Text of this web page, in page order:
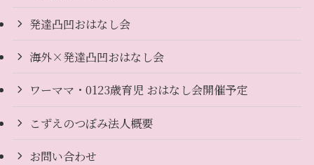
発達凸凹おはなし会
海外×発達凸凹おはなし会
ワーママ・0123歳育児 おはなし会開催予定
こずえのつぼみ法人概要
お問い合わせ